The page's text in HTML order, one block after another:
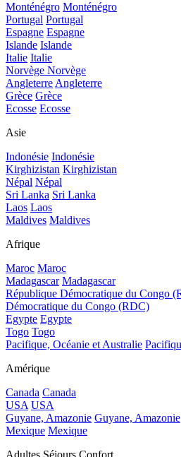
Monténégro Monténégro
Portugal Portugal
Espagne Espagne
Islande Islande
Italie Italie
Norvège Norvège
AngleterreAngleterre
Grèce Grèce
Ecosse Ecosse
Asie
Indonésie Indonésie
Kirghizistan Kirghizistan
Népal Népal
Sri Lanka Sri Lanka
Laos Laos
Maldives Maldives
Afrique
Maroc Maroc
Madagascar Madagascar
République Démocratique du Congo
Démocratique du Congo (RDC)
Egypte Egypte
Togo Togo
Pacifique, Océanie et Australie
Amérique
Canada Canada
USA USA
Guyane, Amazonie Guyane, Amazonie
Mexique Mexique